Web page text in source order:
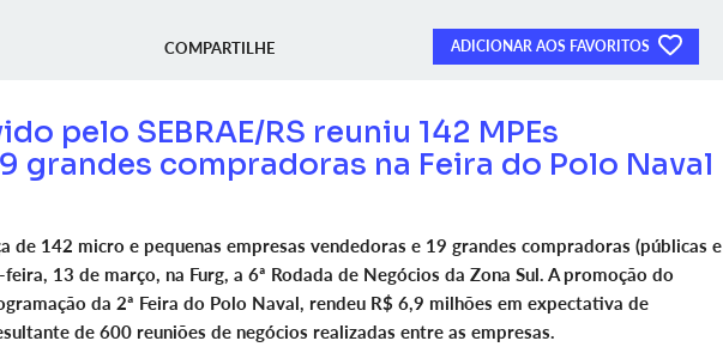
COMPARTILHE ADICIONAR AOS FAVORITOS
pelo SEBRAE/RS reuniu 142 MPEs
grandes compradoras na Feira do Polo Naval
de 142 micro e pequenas empresas vendedoras e 19 grandes compradoras (públicas e
13 de março, na Furg, a 6ª Rodada de Negócios da Zona Sul. A promoção do
da 2ª Feira do Polo Naval, rendeu R$ 6,9 milhões em expectativa de
de 600 reuniões de negócios realizadas entre as empresas.